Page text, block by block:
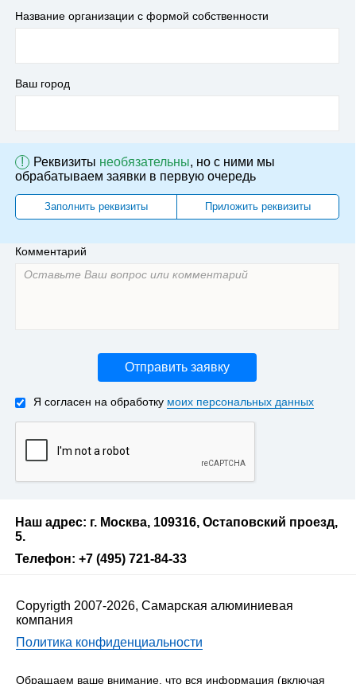
Название организации с формой собственности
Ваш город
! Реквизиты необязательны, но с ними мы
обрабатываем заявки в первую очередь
Заполнить реквизиты Приложить реквизиты
Комментарий
Отправить заявку
Я согласен на обработку моих персональных данных
Наш адрес: г. Москва, 109316, Остаповский проезд,
5.
Телефон: +7 (495) 721-84-33
Copyrigth 2007-2026, Самарская алюминиевая
компания
Политика конфиденциальности
Обращаем ваше внимание, что вся информация (включая